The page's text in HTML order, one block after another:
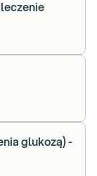
glukozą) -